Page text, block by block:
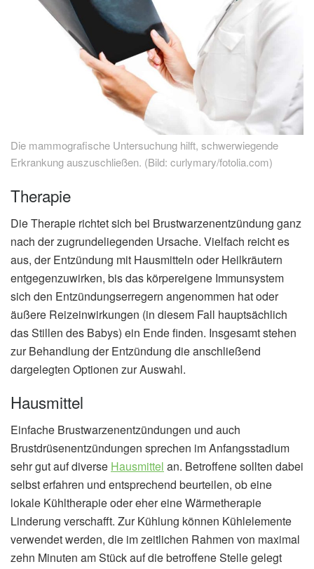
Die mammografische Untersuchung hilft, schwerwiegende
Erkrankung auszuschließen. (Bild: curlymary/fotolia.com)
Therapie
Die Therapie richtet sich bei Brustwarzenentzündung ganz
nach der zugrundeliegenden Ursache. Vielfach reicht es
aus, der Entzündung mit Hausmitteln oder Heilkräutern
entgegenzuwirken, bis das körpereigene Immunsystem
sich den Entzündungserregern angenommen hat oder
äußere Reizeinwirkungen (in diesem Fall hauptsächlich
das Stillen des Babys) ein Ende finden. Insgesamt stehen
zur Behandlung der Entzündung die anschließend
dargelegten Optionen zur Auswahl.
Hausmittel
Einfache Brustwarzenentzündungen und auch
Brustdrüsenentzündungen sprechen im Anfangsstadium
sehr gut auf diverse Hausmittel an. Betroffene sollten dabei
selbst erfahren und entsprechend beurteilen, ob eine
lokale Kühltherapie oder eher eine Wärmetherapie
Linderung verschafft. Zur Kühlung können Kühlelemente
verwendet werden, die im zeitlichen Rahmen von maximal
zehn Minuten am Stück auf die betroffene Stelle gelegt